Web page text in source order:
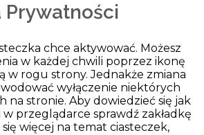
Prywatności
chce aktywować. Możesz
w każdej chwili poprzez ikonę
w rogu strony. Jednakże zmiana
wyłączenie niektórych
na stronie. Aby dowiedzieć się jak
przeglądarce sprawdź zakładkę
więcej na temat ciasteczek,